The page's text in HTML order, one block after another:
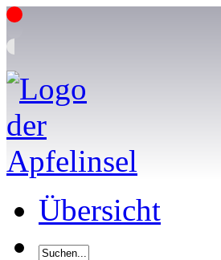
Übersicht